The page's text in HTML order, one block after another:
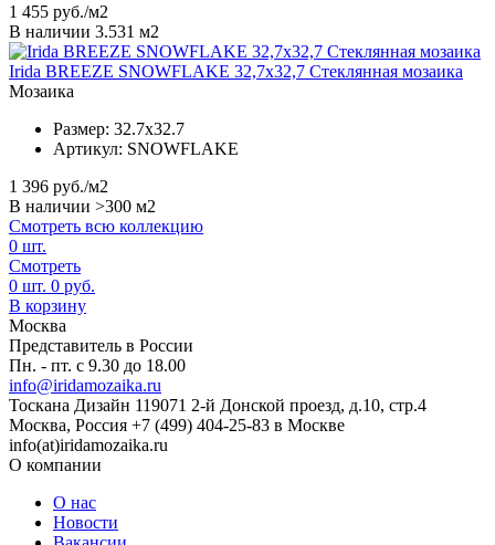
1 455 руб./м2
В наличии 3.531 м2
Irida BREEZE SNOWFLAKE 32,7x32,7 Стеклянная мозаика
Мозаика
Размер: 32.7x32.7
Артикул: SNOWFLAKE
1 396 руб./м2
В наличии >300 м2
Смотреть всю коллекцию
0 шт.
Смотреть
0 шт. 0 руб.
В корзину
Москва
Представитель в России
Пн. - пт. с 9.30 до 18.00
info@iridamozaika.ru
Тоскана Дизайн 119071 2-й Донской проезд, д.10, стр.4
Москва, Россия +7 (499) 404-25-83 в Москве
info(at)iridamozaika.ru
О компании
О нас
Новости